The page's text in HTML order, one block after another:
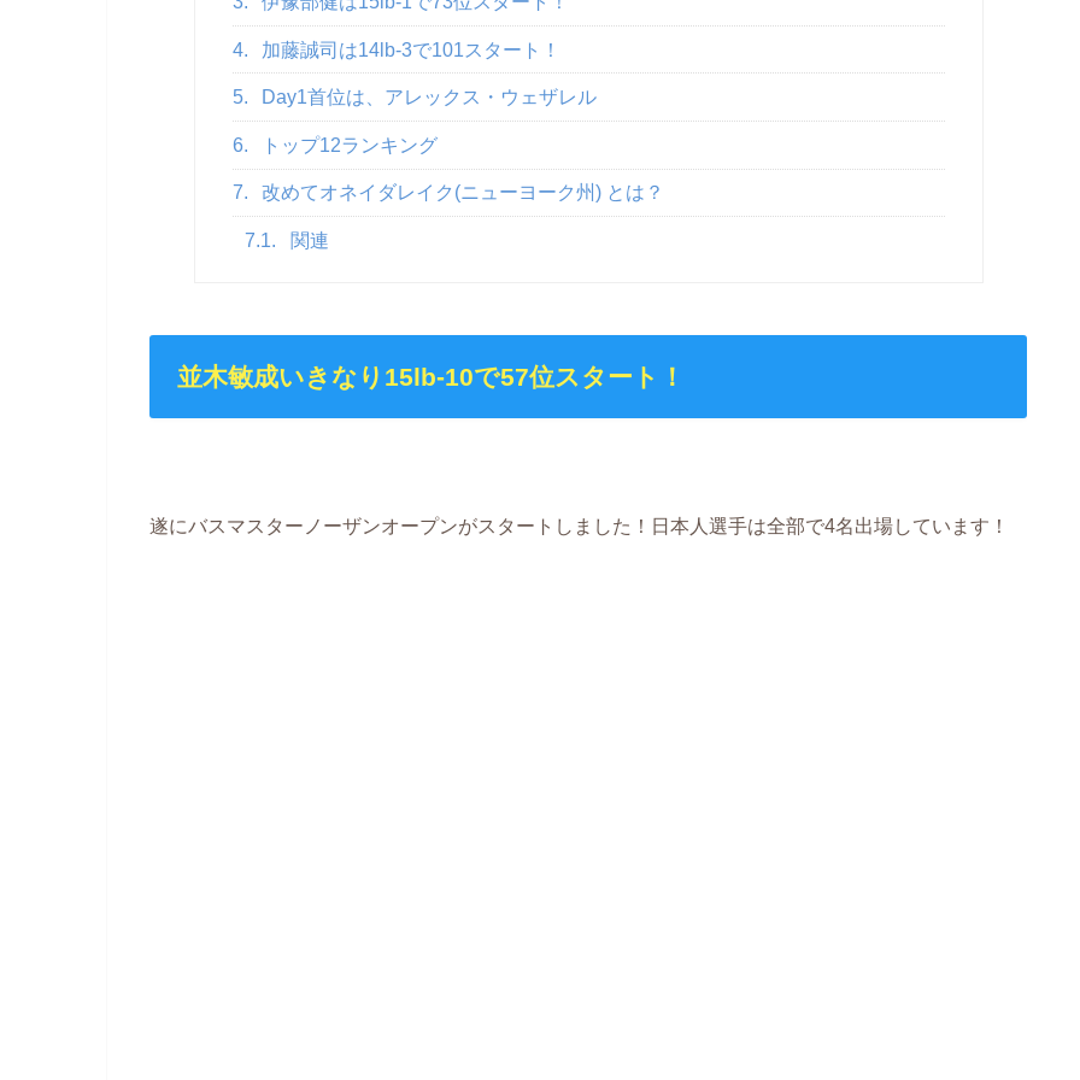
4. 加藤誠司は14lb-3で101スタート！
5. Day1首位は、アレックス・ウェザレル
6. トップ12ランキング
7. 改めてオネイダレイク(ニューヨーク州) とは？
7.1. 関連
並木敏成いきなり15lb-10で57位スタート！
遂にバスマスターノーザンオープンがスタートしました！日本人選手は全部で4名出場しています！